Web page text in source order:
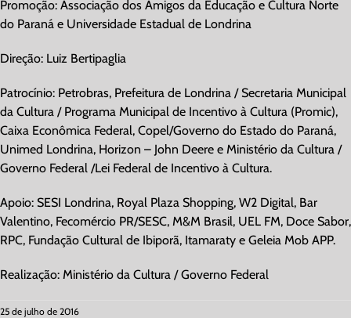
Promoção: Associação dos Amigos da Educação e Cultura Norte
do Paraná e Universidade Estadual de Londrina
Direção: Luiz Bertipaglia
Patrocínio: Petrobras, Prefeitura de Londrina / Secretaria Municipal
da Cultura / Programa Municipal de Incentivo à Cultura (Promic),
Caixa Econômica Federal, Copel/Governo do Estado do Paraná,
Unimed Londrina, Horizon – John Deere e Ministério da Cultura /
Governo Federal /Lei Federal de Incentivo à Cultura.
Apoio: SESI Londrina, Royal Plaza Shopping, W2 Digital, Bar
Valentino, Fecomércio PR/SESC, M&M Brasil, UEL FM, Doce Sabor,
RPC, Fundação Cultural de Ibiporã, Itamaraty e Geleia Mob APP.
Realização: Ministério da Cultura / Governo Federal
25 de julho de 2016